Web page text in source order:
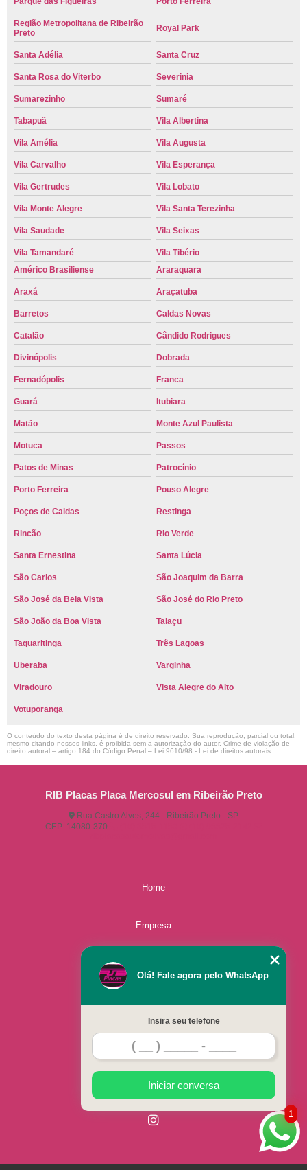
Região Metropolitana de Ribeirão
Preto
Royal Park
Santa Adélia Santa Cruz
Santa Rosa do Viterbo Severinia
Sumarezinho Sumaré
Tabapuã Vila Albertina
Vila Amélia Vila Augusta
Vila Carvalho Vila Esperança
Vila Gertrudes Vila Lobato
Vila Monte Alegre Vila Santa Terezinha
Vila Saudade Vila Seixas
Vila Tamandaré
Vila Tibério
Américo Brasiliense
Araraquara
Araxá Araçatuba
Barretos Caldas Novas
Catalão Cândido Rodrigues
Divinópolis Dobrada
Fernadópolis Franca
Guará Itubiara
Matão Monte Azul Paulista
Motuca Passos
Patos de Minas Patrocínio
Porto Ferreira Pouso Alegre
Poços de Caldas Restinga
Rincão Rio Verde
Santa Ernestina Santa Lúcia
São Carlos São Joaquim da Barra
São José da Bela Vista São José do Rio Preto
São João da Boa Vista Taiaçu
Taquaritinga Três Lagoas
Uberaba Varginha
Viradouro Vista Alegre do Alto
Votuporanga
O conteúdo do texto desta página é de direito reservado. Sua reprodução, parcial ou total,
mesmo citando nossos links, é proibida sem a autorização do autor. Crime de violação de
direito autoral – artigo 184 do Código Penal – Lei 9610/98 - Lei de direitos autorais
RIB Placas Placa Mercosul em Ribeirão Preto
Rua Castro Alves, 244 - Ribeirão Preto - SP
CEP: 14080-370
Home
Empresa
Contato
1
Olá! Fale agora pelo WhatsApp
Insira seu telefone
Iniciar conversa